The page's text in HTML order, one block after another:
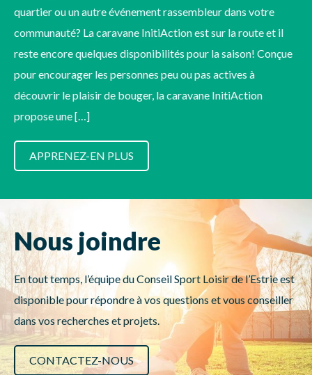
quartier ou un autre événement rassembleur dans votre
communauté? La caravane InitiAction est sur la route et il
reste encore quelques disponibilités pour la saison! Conçue
pour encourager les personnes peu ou pas actives à
découvrir le plaisir de bouger, la caravane InitiAction
propose une […]
APPRENEZ-EN PLUS
Nous joindre
En tout temps, l’équipe du Conseil Sport Loisir de l’Estrie est
disponible pour répondre à vos questions et vous conseiller
dans vos recherches et projets.
CONTACTEZ-NOUS